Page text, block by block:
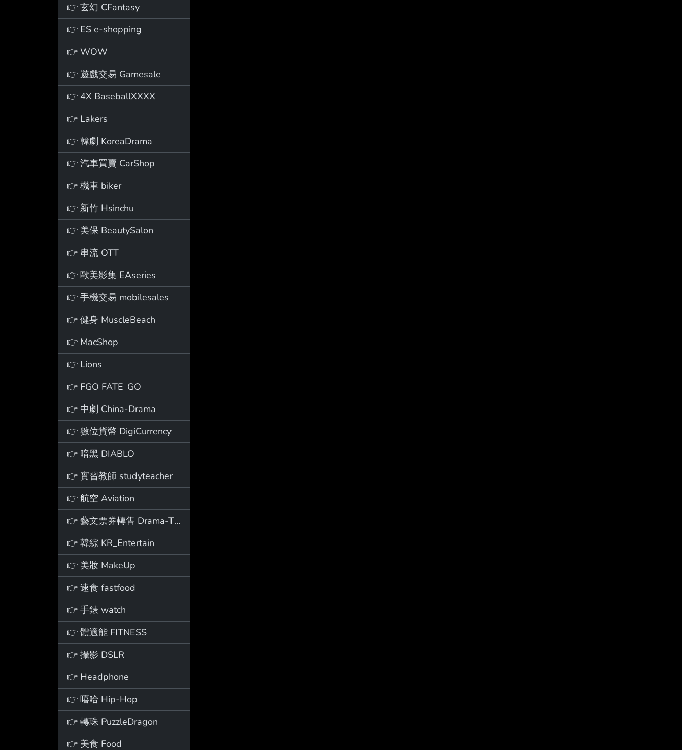
👉 玄幻 CFantasy
👉 ES e-shopping
👉 WOW
👉 遊戲交易 Gamesale
👉 4X BaseballXXXX
👉 Lakers
👉 韓劇 KoreaDrama
👉 汽車買賣 CarShop
👉 機車 biker
👉 新竹 Hsinchu
👉 美保 BeautySalon
👉 串流 OTT
👉 歐美影集 EAseries
👉 手機交易 mobilesales
👉 健身 MuscleBeach
👉 MacShop
👉 Lions
👉 FGO FATE_GO
👉 中劇 China-Drama
👉 數位貨幣 DigiCurrency
👉 暗黑 DIABLO
👉 實習教師 studyteacher
👉 航空 Aviation
👉 藝文票券轉售 Drama-Ticket
👉 韓綜 KR_Entertain
👉 美妝 MakeUp
👉 速食 fastfood
👉 手錶 watch
👉 體適能 FITNESS
👉 攝影 DSLR
👉 Headphone
👉 嘻哈 Hip-Hop
👉 轉珠 PuzzleDragon
👉 美食 Food